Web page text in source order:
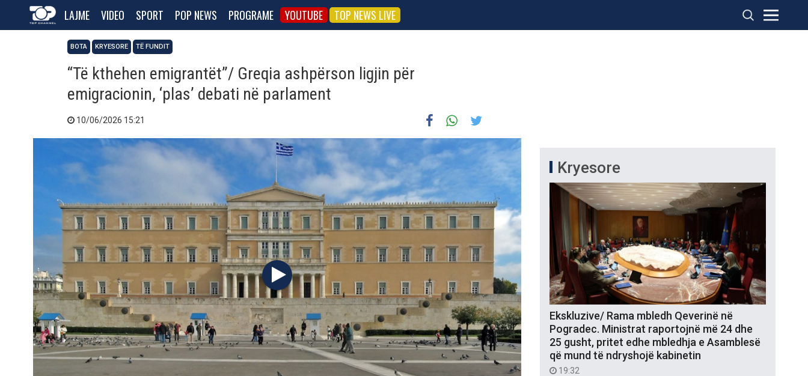
LAJME VIDEO SPORT POP NEWS PROGRAME YOUTUBE TOP NEWS LIVE
BOTA KRYESORE TË FUNDIT
“Të kthehen emigrantët”/ Greqia ashpërson ligjin për
emigracionin, ‘plas’ debati në parlament
10/06/2026 15:21
Kryesore
Ekskluzive/ Rama mbledh Qeverinë në
Pogradec. Ministrat raportojnë më 24 dhe
25 gusht, pritet edhe mbledhja e Asamblesë
që mund të ndryshojë kabinetin
19:32